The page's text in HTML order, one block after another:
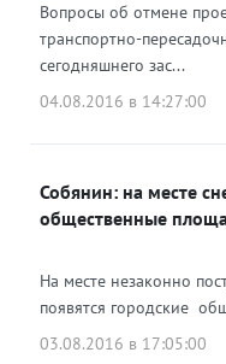
Вопросы об отмене
транспортно-
сегодняшнего зас...
04.08.2016 в 14:27:00
Собянин: на месте
общественные
На месте незаконно
появятся городские
03.08.2016 в 17:05:00